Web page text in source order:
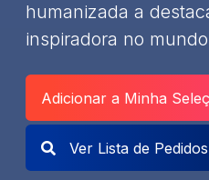
humanizada a
inspiradora no
Adicionar a Minha
Ver Lista de Pedidos